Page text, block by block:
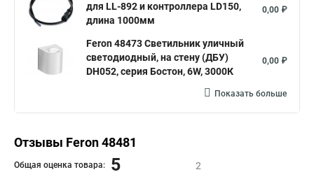
для LL-892 и контроллера LD150,
длина 1000мм
0,00 ₽
Feron 48473 Светильник уличный
светодиодный, на стену (ДБУ)
DH052, серия Бостон, 6W, 3000К
0,00 ₽
Показать больше
Отзывы Feron 48481
Общая оценка товара: 5 2